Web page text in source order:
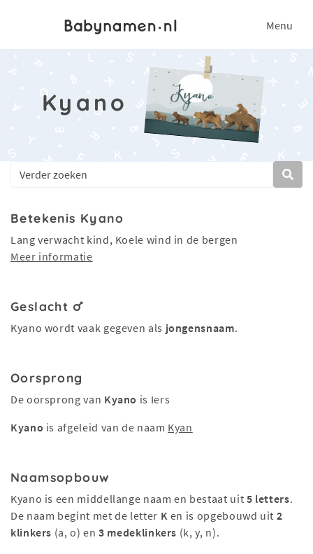
Menu
Kyano
Betekenis Kyano
Lang verwacht kind, Koele wind in de bergen
Meer informatie
Geslacht
Kyano wordt vaak gegeven als jongensnaam.
Oorsprong
De oorsprong van Kyano is Iers
Kyano is afgeleid van de naam Kyan
Naamsopbouw
Kyano is een middellange naam en bestaat uit 5 letters.
De naam begint met de letter K en is opgebouwd uit 2
klinkers (a, o) en3 medeklinkers (k, y, n).